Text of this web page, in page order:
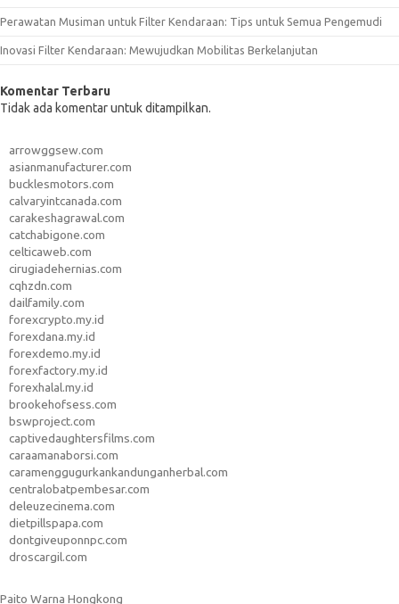
Perawatan Musiman untuk Filter Kendaraan: Tips untuk Semua Pengemudi
Inovasi Filter Kendaraan: Mewujudkan Mobilitas Berkelanjutan
Komentar Terbaru
Tidak ada komentar untuk ditampilkan.
arrowggsew.com
asianmanufacturer.com
bucklesmotors.com
calvaryintcanada.com
carakeshagrawal.com
catchabigone.com
celticaweb.com
cirugiadehernias.com
cqhzdn.com
dailfamily.com
forexcrypto.my.id
forexdana.my.id
forexdemo.my.id
forexfactory.my.id
forexhalal.my.id
brookehofsess.com
bswproject.com
captivedaughtersfilms.com
caraamanaborsi.com
caramenggugurkankandunganherbal.com
centralobatpembesar.com
deleuzecinema.com
dietpillspapa.com
dontgiveuponnpc.com
droscargil.com
Paito Warna Hongkong